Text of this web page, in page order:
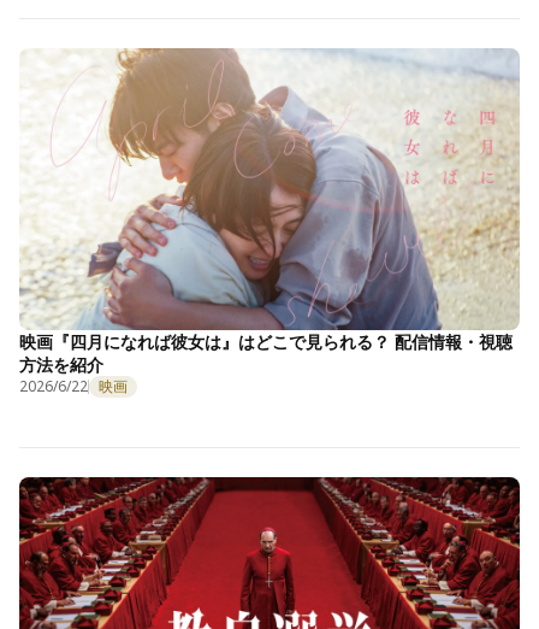
映画『四月になれば彼女は』はどこで見られる？ 配信情報・視聴
方法を紹介
2026/6/22 映画